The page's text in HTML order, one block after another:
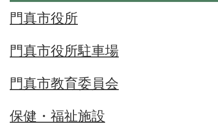
門真市役所
門真市役所駐車場
門真市教育委員会
保健・福祉施設